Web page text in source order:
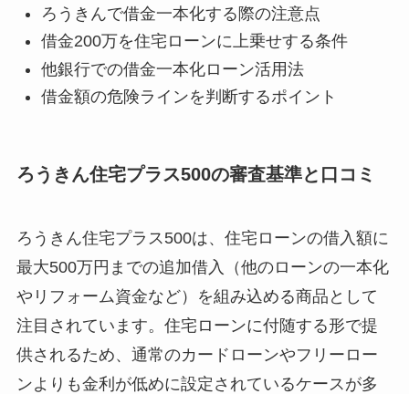
ろうきんで借金一本化する際の注意点
借金200万を住宅ローンに上乗せする条件
他銀行での借金一本化ローン活用法
借金額の危険ラインを判断するポイント
ろうきん住宅プラス500の審査基準と口コミ
ろうきん住宅プラス500は、住宅ローンの借入額に
最大500万円までの追加借入（他のローンの一本化
やリフォーム資金など）を組み込める商品として
注目されています。住宅ローンに付随する形で提
供されるため、通常のカードローンやフリーロー
ンよりも金利が低めに設定されているケースが多